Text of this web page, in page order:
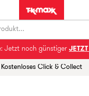
Jetzt noch günstiger
Kostenloses Click & Collect